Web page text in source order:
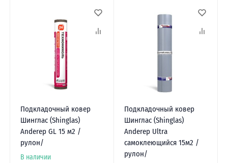
Подкладочный ковер
Шинглас (Shinglas)
Anderep GL 15 м2 /
рулон/
В наличии
Подкладочный ковер
Шинглас (Shinglas)
Anderep Ultra
самоклеющийся 15м2 /
рулон/